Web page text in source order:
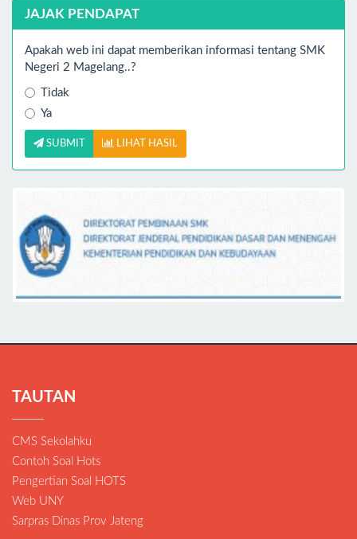
JAJAK PENDAPAT
Apakah web ini dapat memberikan informasi tentang SMK
Negeri 2 Magelang..?
Tidak
Ya
SUBMIT LIHAT HASIL
TAUTAN
CMS Sekolahku
Contoh Soal Hots
Pengertian Soal HOTS
Web UNY
Sarpras Dinas Prov Jateng